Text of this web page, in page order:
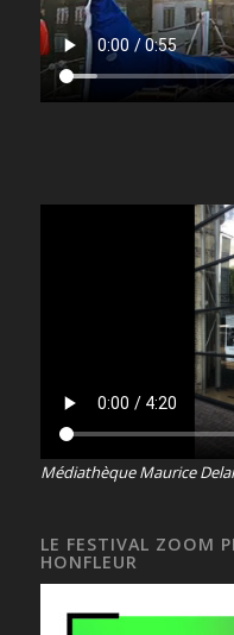
Médiathèque Maurice
LE FESTIVAL ZOOM
HONFLEUR